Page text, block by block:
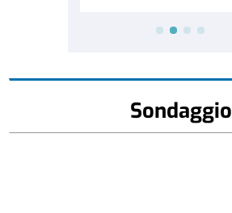
Sondaggio